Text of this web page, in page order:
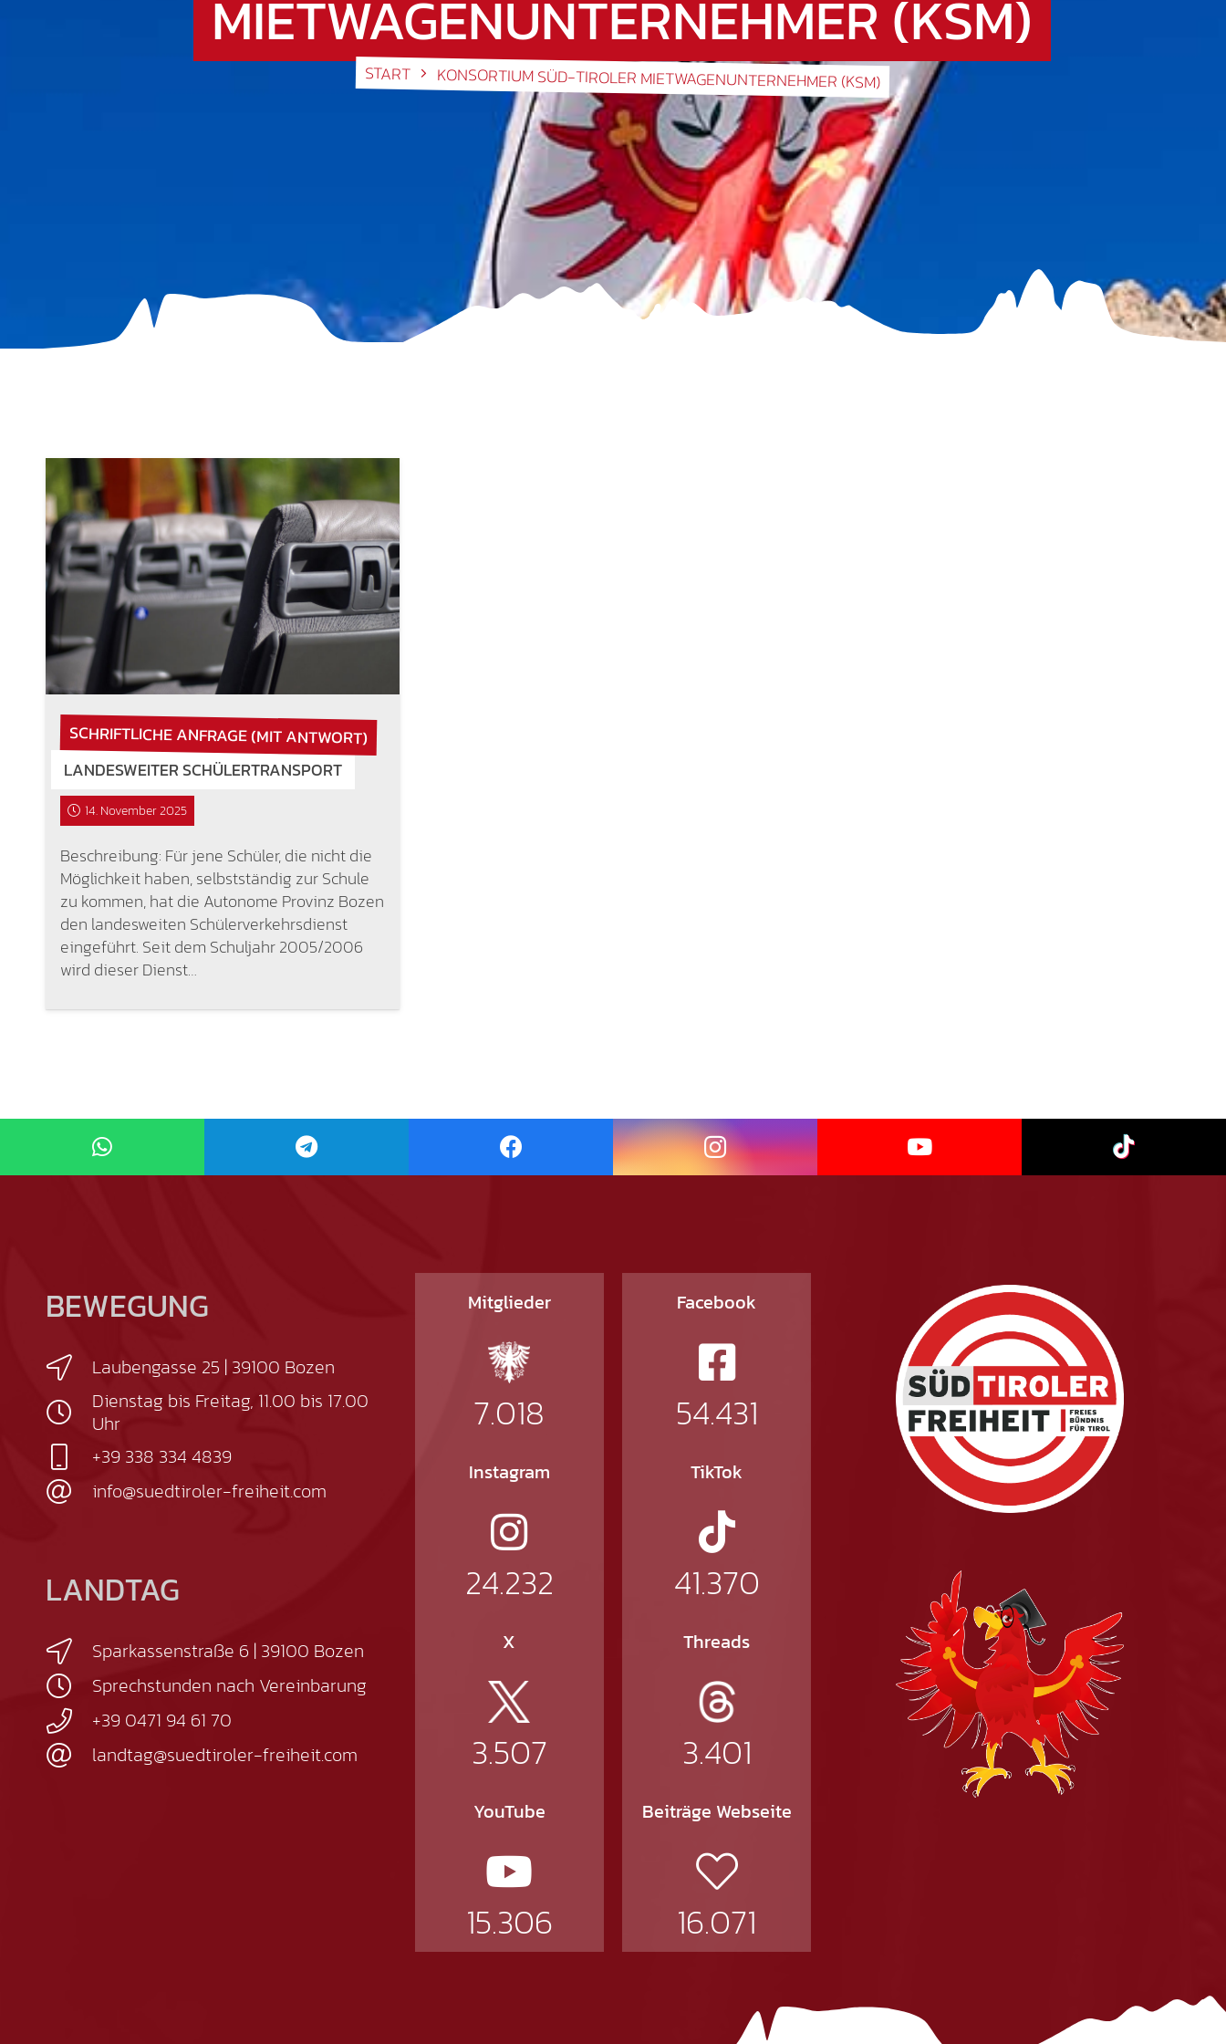
MIETWAGENUNTERNEHMER (KSM)
START KONSORTIUM SÜD-TIROLER MIETWAGENUNTERNEHMER (KSM)
SCHRIFTLICHE ANFRAGE (MIT ANTWORT)
LANDESWEITER SCHÜLERTRANSPORT
14. November 2025
Beschreibung: Für jene Schüler, die nicht die
Möglichkeit haben, selbstständig zur Schule
zu kommen, hat die Autonome Provinz Bozen
den landesweiten Schülerverkehrsdienst
eingeführt. Seit dem Schuljahr 2005/2006
wird dieser Dienst…
BEWEGUNG
Laubengasse 25 | 39100 Bozen
Dienstag bis Freitag, 11.00 bis 17.00
Uhr
+39 338 334 4839
info@suedtiroler-freiheit.com
LANDTAG
Sparkassenstraße 6 | 39100 Bozen
Sprechstunden nach Vereinbarung
+39 0471 94 61 70
landtag@suedtiroler-freiheit.com
Mitglieder
7.018
Facebook
54.431
Instagram
24.232
TikTok
41.370
X
3.507
Threads
3.401
YouTube
15.306
Beiträge Webseite
16.071